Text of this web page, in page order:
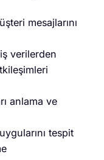
mesajlarını
verilerden
anlama ve
tespit